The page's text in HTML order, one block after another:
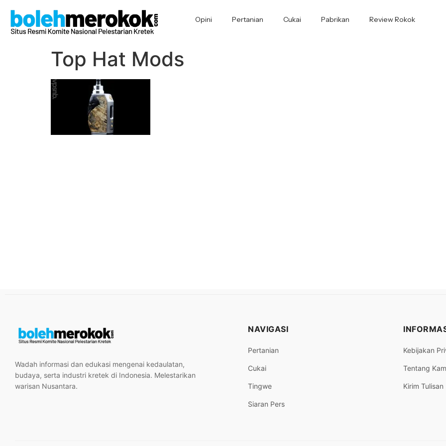
Opini Pertanian Cukai Pabrikan Review Rokok
Top Hat Mods
Wadah informasi dan edukasi mengenai kedaulatan,
budaya, serta industri kretek di Indonesia. Melestarikan
warisan Nusantara.
NAVIGASI
Pertanian
Cukai
Tingwe
Siaran Pers
Kebijakan
Tentang
Kirim Tulisan